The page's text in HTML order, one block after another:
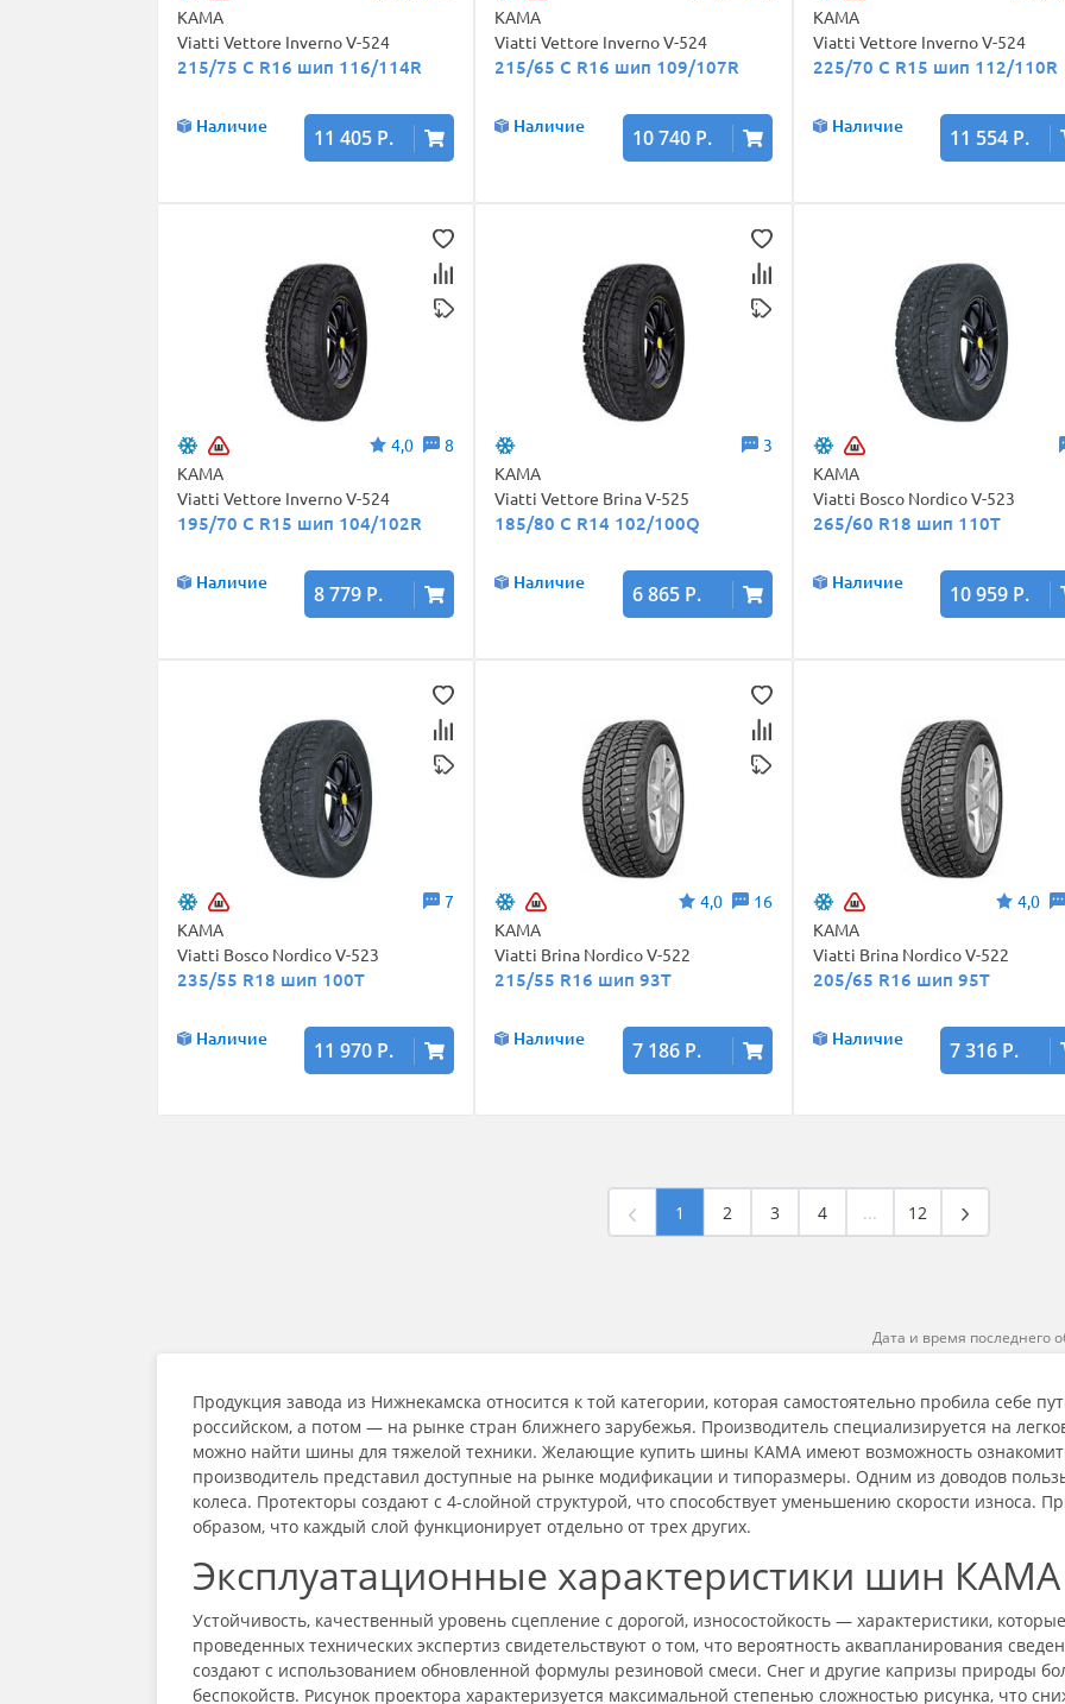
КАМА
Viatti Vettore Inverno V-524
215/75 C R16 шип 116/114R
Наличие 11 405 Р.
КАМА
Viatti Vettore Inverno V-524
215/65 C R16 шип 109/107R
Наличие 10 740 Р.
КАМА
Viatti Vettore Inverno V-524
225/70 C R15 шип 112/110R
Наличие 11 554 Р.
4,0
8
КАМА
Viatti Vettore Inverno V-524
195/70 C R15 шип 104/102R
Наличие 8 779 Р.
3
КАМА
Viatti Vettore Brina V-525
185/80 C R14 102/100Q
Наличие 6 865 Р.
КАМА
Viatti Bosco Nordico V-523
265/60 R18 шип 110T
Наличие 10 959 Р.
7
КАМА
Viatti Bosco Nordico V-523
235/55 R18 шип 100T
Наличие 11 970 Р.
4,0
16
КАМА
Viatti Brina Nordico V-522
215/55 R16 шип 93T
Наличие 7 186 Р.
4,0
КАМА
Viatti Brina Nordico V-522
205/65 R16 шип 95T
Наличие 7 316 Р.
1 2 3 4 ... 12
Дата и время последнего
Продукция завода из Нижнекамска относится к той категории, которая самостоятельно пробила себе
российском, а потом — на рынке стран ближнего зарубежья. Производитель специализируется на
можно найти шины для тяжелой техники. Желающие купить шины КАМА имеют возможность
производитель представил доступные на рынке модификации и типоразмеры. Одним из доводов
колеса. Протекторы создают с 4-слойной структурой, что способствует уменьшению скорости износа.
образом, что каждый слой функционирует отдельно от трех других.
Эксплуатационные характеристики шин КАМА
Устойчивость, качественный уровень сцепление с дорогой, износостойкость — характеристики,
проведенных технических экспертиз свидетельствуют о том, что вероятность аквапланирования
создают с использованием обновленной формулы резиновой смеси. Снег и другие капризы природы
беспокойств. Рисунок проектора характеризуется максимальной степенью сложностью рисунка, что